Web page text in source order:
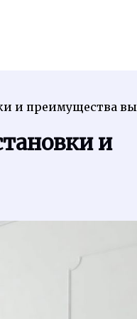
и преимущества
и